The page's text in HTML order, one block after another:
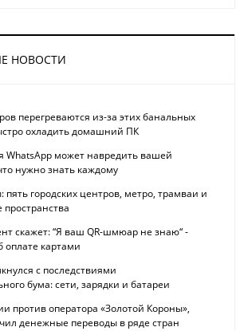
НОВОСТИ
перегреваются из-за этих банальных
охладить домашний ПК
WhatsApp может навредить вашей
нужно знать каждому
городских центров, метро, трамваи и
скажет: “Я ваш QR-шмюар не знаю“ -
оплате картами
с последствиями
бума: сети, зарядки и батареи
против оператора «Золотой Короны»,
денежные переводы в ряде стран